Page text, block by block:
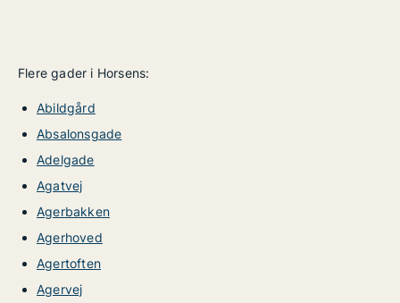
Flere gader i Horsens:
Abildgård
Absalonsgade
Adelgade
Agatvej
Agerbakken
Agerhoved
Agertoften
Agervej